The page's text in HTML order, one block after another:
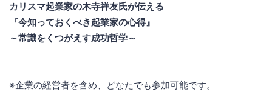
カリスマ起業家の木寺祥友氏が伝える
『今知っておくべき起業家の心得』
～常識をくつがえす成功哲学～
※企業の経営者を含め、どなたでも参加可能です。